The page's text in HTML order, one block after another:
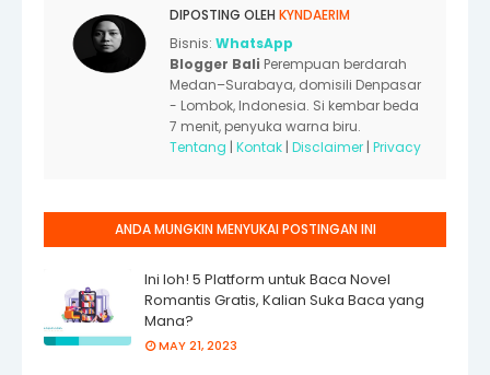
DIPOSTING OLEH KYNDAERIM
Bisnis: WhatsApp
Blogger Bali Perempuan berdarah
Medan–Surabaya, domisili Denpasar
- Lombok, Indonesia. Si kembar beda
7 menit, penyuka warna biru.
Tentang | Kontak | Disclaimer | Privacy
ANDA MUNGKIN MENYUKAI POSTINGAN INI
Ini loh! 5 Platform untuk Baca Novel
Romantis Gratis, Kalian Suka Baca yang
Mana?
MAY 21, 2023